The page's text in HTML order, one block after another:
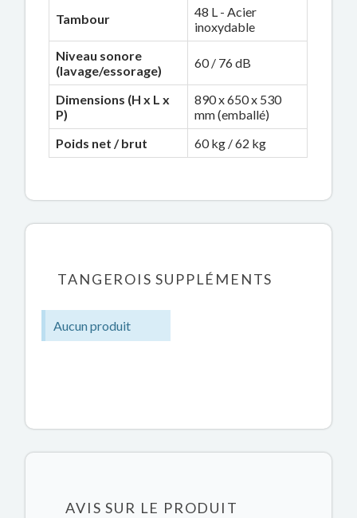
Tambour
48 L - Acier
inoxydable
Niveau sonore
(lavage/essorage)
60 / 76 dB
Dimensions (H x L x
P)
890 x 650 x 530
mm (emballé)
Poids net / brut
60 kg / 62 kg
TANGEROIS SUPPLÉMENTS
Aucun produit
AVIS SUR LE PRODUIT